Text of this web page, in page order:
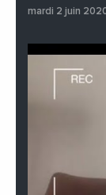
mardi 2 juin